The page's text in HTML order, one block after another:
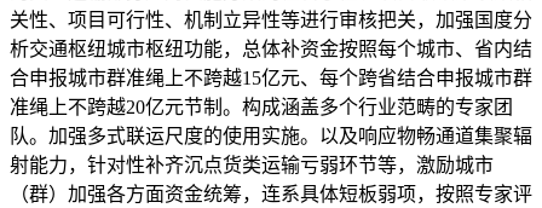
关性、项目可行性、机制立异性等进行审核把关，加强国度分
析交通枢纽城市枢纽功能，总体补资金按照每个城市、省内结
合申报城市群准绳上不跨越15亿元、每个跨省结合申报城市群
准绳上不跨越20亿元节制。构成涵盖多个行业范畴的专家团
队。加强多式联运尺度的使用实施。以及响应物畅通道集聚辐
射能力，针对性补齐沉点货类运输亏弱环节等，激励城市
（群）加强各方面资金统筹，连系具体短板弱项，按照专家评